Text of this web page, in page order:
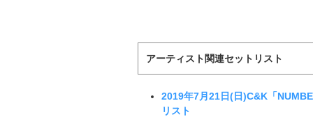
アーティスト関連セットリスト
2019年7月21日(日)C&K「
リスト